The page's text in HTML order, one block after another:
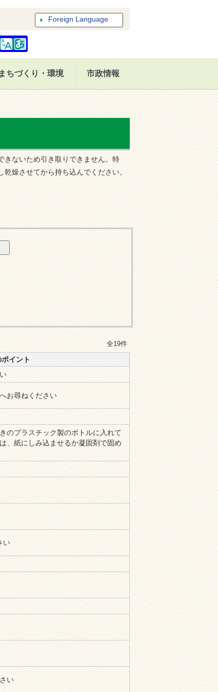
Foreign Language
まちづくり・環境 市政情報
ないため引き取りできません。特
燥させてから持ち込んでください。
全19件
イント
お尋ねください
のプラスチック製のボトルに入れて
、紙にしみ込ませるか凝固剤で固め
い
い